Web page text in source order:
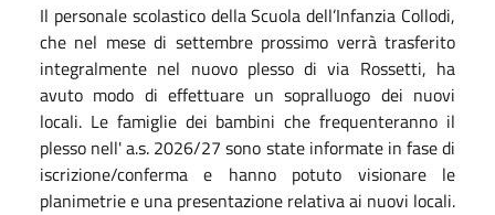
Il personale scolastico della Scuola dell’Infanzia Collodi,
che nel mese di settembre prossimo verrà trasferito
integralmente nel nuovo plesso di via Rossetti, ha
avuto modo di effettuare un sopralluogo dei nuovi
locali. Le famiglie dei bambini che frequenteranno il
plesso nell' a.s. 2026/27 sono state informate in fase di
iscrizione/conferma e hanno potuto visionare le
planimetrie e una presentazione relativa ai nuovi locali.